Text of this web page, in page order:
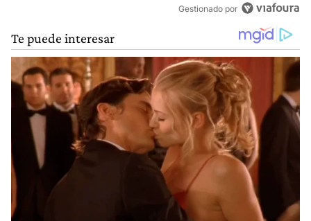
Gestionado por